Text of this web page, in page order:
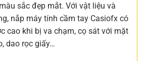
sắc đẹp mắt. Với vật liệu và
nắp máy tính cầm tay Casiofx có
cao khi bị va chạm, cọ sát với mặt
dao rọc giấy…